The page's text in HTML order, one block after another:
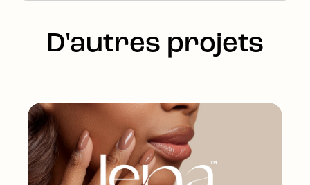
D'autres projets